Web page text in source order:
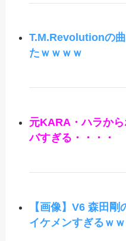
T.M.Revolutionの
たｗｗｗｗ
元KARA・ハラか
バすぎる・・・・
【画像】V6 森田
イケメンすぎるｗ